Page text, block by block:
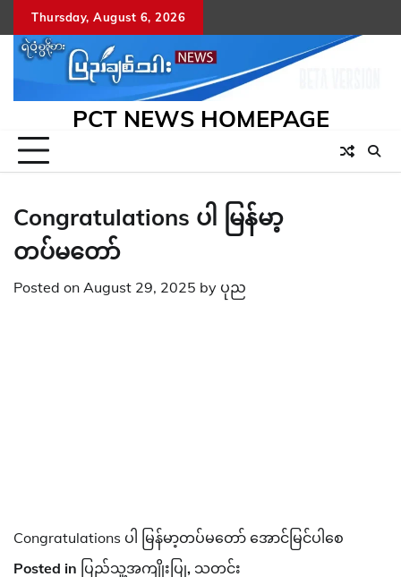
to
content
Thursday, August 6, 2026
PCT NEWS HOMEPAGE
Congratulations ပါ မြန်မာ့
တပ်မတော်
Posted on August 29, 2025 by ပုည
Congratulations ပါ မြန်မာ့တပ်မတော် အောင်မြင်ပါစေ
Posted in ပြည်သူ့အကျိုးပြု, သတင်း